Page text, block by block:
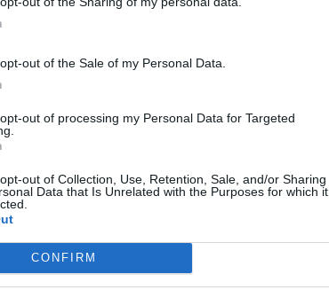
out of the Sale of my Personal Data.
out of processing my Personal Data for Targeted
out of Collection, Use, Retention, Sale, and/or Sharing
Data that Is Unrelated with the Purposes for which it
CONFIRM
arbetslösheten också sjunkit något, till
i följd som den siffran minskar jämfört